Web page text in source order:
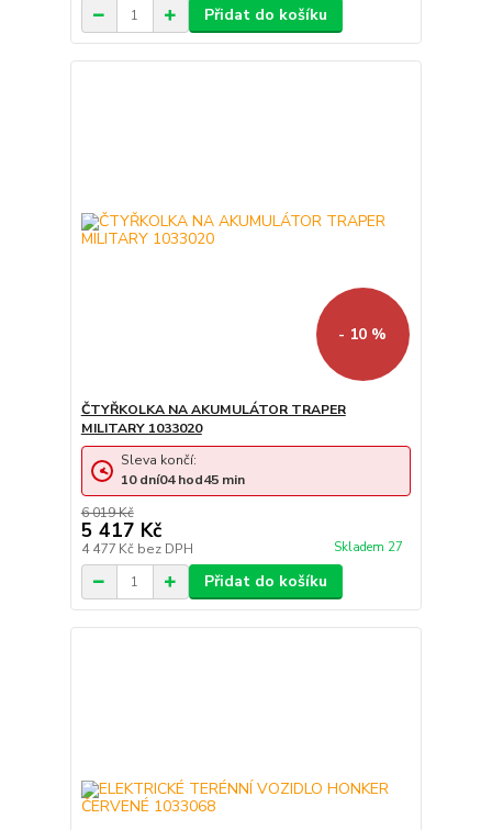
Přidat do košíku
- 10 %
ČTYŘKOLKA NA AKUMULÁTOR TRAPER
MILITARY 1033020
6 019 Kč
5 417 Kč
4 477 Kč bez DPH Skladem 27
Sleva končí:
10 dní04hod45 min
Přidat do košíku